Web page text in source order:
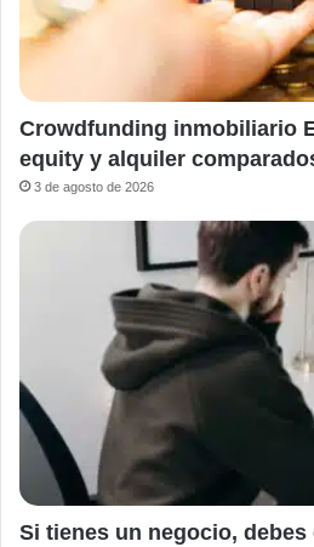
Crowdfunding inmobiliario
equity y alquiler
3 de agosto de 2026
Si tienes un negocio, debes